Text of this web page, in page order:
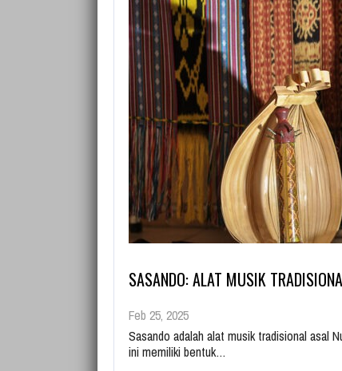
SASANDO: ALAT MUSIK
Feb 25, 2025
Sasando adalah alat musik tradisional asal
ini memiliki bentuk…